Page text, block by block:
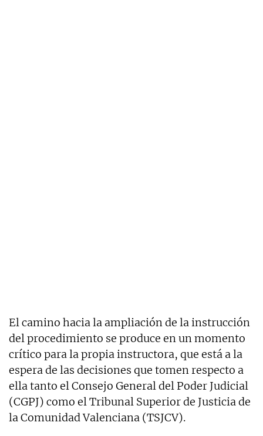
El camino hacia la ampliación de la instrucción
del procedimiento se produce en un momento
crítico para la propia instructora, que está a la
espera de las decisiones que tomen respecto a
ella tanto el Consejo General del Poder Judicial
(CGPJ) como el Tribunal Superior de Justicia de
la Comunidad Valenciana (TSJCV).